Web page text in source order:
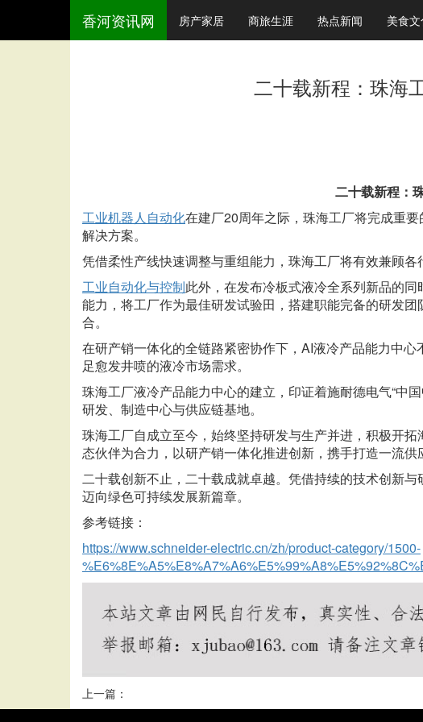
香河资讯网 房产家居 商旅生涯 热点新闻 美食
二十载新程：珠海
二十载新程：
工业机器人自动化在建厂20周年之际，珠海工厂将完成重
解决方案。
凭借柔性产线快速调整与重组能力，珠海工厂将有效兼顾各
工业自动化与控制此外，在发布冷板式液冷全系列新品的
能力，将工厂作为最佳研发试验田，搭建职能完备的研发
合。
在研产销一体化的全链路紧密协作下， AI液冷产品能力中心
足愈发井喷的液冷市场需求。
珠海工厂液冷产品能力中心的建立，印证着施耐德电气“中
研发、制造中心与供应链基地。
珠海工厂自成立至今，始终坚持研发与生产并进，积极开
态伙伴为合力，以研产销一体化推进创新，携手打造一流供
二十载创新不止，二十载成就卓越。凭借持续的技术创新
迈向绿色可持续发展新篇章。
参考链接：
https://www.schneider-electric.cn/zh/product-category/1500-
上一篇：